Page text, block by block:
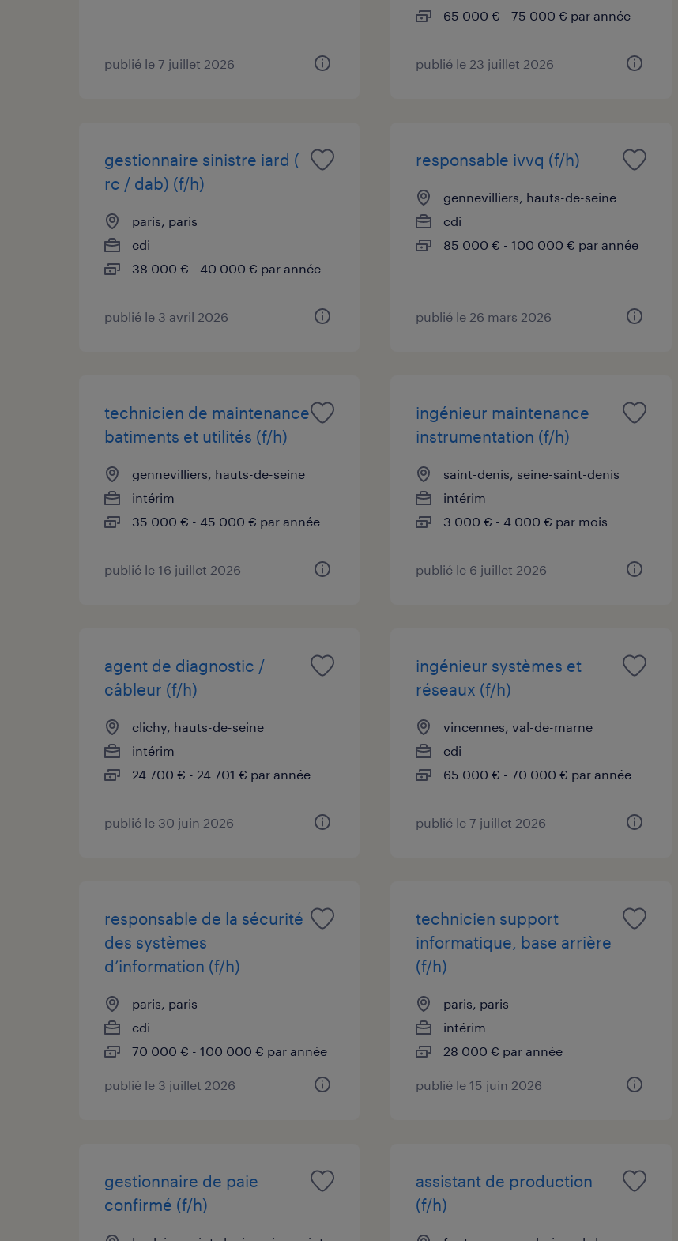
publié le 7 juillet 2026
65 000 € - 75 000 € par année
publié le 23 juillet 2026
gestionnaire sinistre iard (
rc / dab) (f/h)
paris, paris
cdi
38 000 € - 40 000 € par année
publié le 3 avril 2026
responsable ivvq (f/h)
gennevilliers, hauts-de-seine
cdi
85 000 € - 100 000 € par année
publié le 26 mars 2026
technicien de maintenance
batiments et utilités (f/h)
gennevilliers, hauts-de-seine
intérim
35 000 € - 45 000 € par année
publié le 16 juillet 2026
ingénieur maintenance
instrumentation (f/h)
saint-denis, seine-saint-denis
intérim
3 000 € - 4 000 € par mois
publié le 6 juillet 2026
agent de diagnostic /
câbleur (f/h)
clichy, hauts-de-seine
intérim
24 700 € - 24 701 € par année
publié le 30 juin 2026
ingénieur systèmes et
réseaux (f/h)
vincennes, val-de-marne
cdi
65 000 € - 70 000 € par année
publié le 7 juillet 2026
responsable de la sécurité
des systèmes
d’information (f/h)
paris, paris
cdi
70 000 € - 100 000 € par année
publié le 3 juillet 2026
technicien support
informatique, base arrière
(f/h)
paris, paris
intérim
28 000 € par année
publié le 15 juin 2026
gestionnaire de paie
confirmé (f/h)
assistant de production
(f/h)